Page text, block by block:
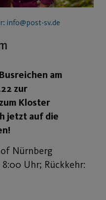
info@post-sv.de
am
zur
Kloster
jetzt auf die
Nürnberg
Uhr; Rückkehr: